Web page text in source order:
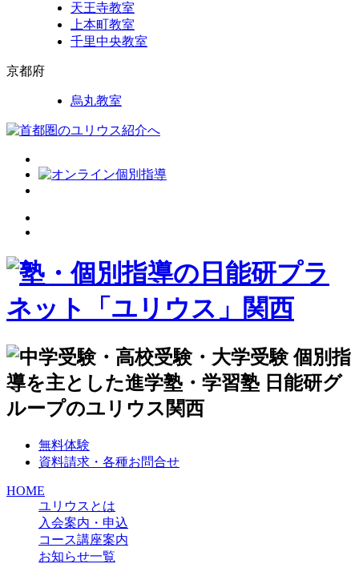
天王寺教室
上本町教室
千里中央教室
京都府
烏丸教室
無料体験
資料請求・各種お問合せ
HOME
ユリウスとは
入会案内・申込
コース講座案内
お知らせ一覧